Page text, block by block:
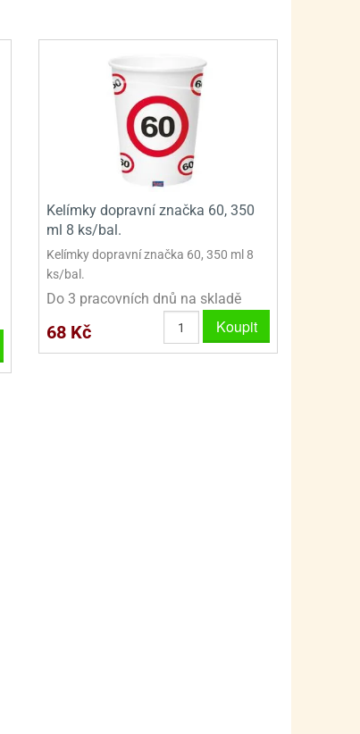
VAKUOVÉ UCHOVÁNÍ POTRAVIN
PLECHOVÉ KRABIČKY
PRO FANOUŠKY TLAPKOVÉ PATROLY - PAW
PRO FANOUŠKY TROLLS - TROLOVÉ
Kelímky dopravní značka 60, 350
ml 8 ks/bal.
Kelímky dopravní značka 60, 350 ml 8
ks/bal.
Do 3 pracovních dnů na skladě
68 Kč Koupit